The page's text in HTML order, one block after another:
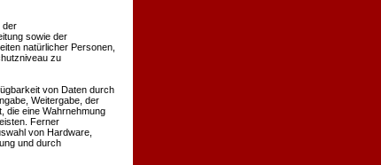
der
sowie der
natürlicher Personen,
zu
von Daten durch
Weitergabe, der
die eine Wahrnehmung
Ferner
von Hardware,
und durch